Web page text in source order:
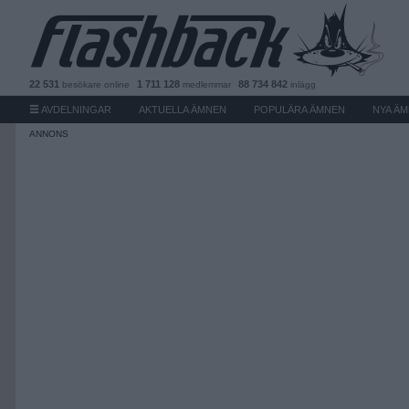
22 531 besökare online 1 711 128 medlemmar 88 734 842 inlägg
AVDELNINGAR AKTUELLA ÄMNEN POPULÄRA ÄMNEN NYA